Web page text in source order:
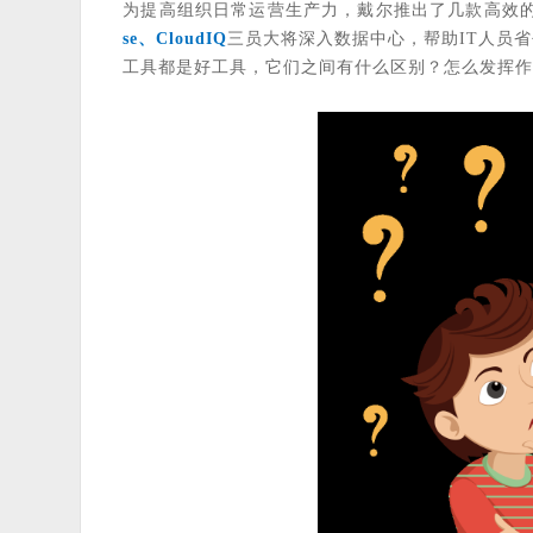
为提高组织日常运营生产力，戴尔推出了几款高效
se、CloudIQ三员大将深入数据中心，帮助IT人员
工具都是好工具，它们之间有什么区别？怎么发挥